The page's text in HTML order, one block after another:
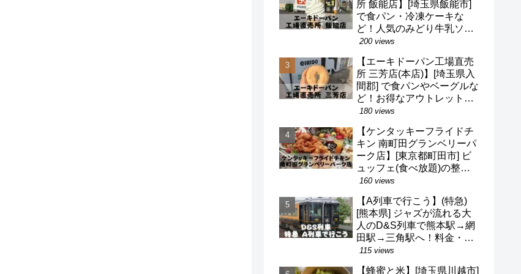
所 飯能店】[埼玉県飯能市]
で食パン・冷凍ケーキな
ど！人気のみどり牛乳ソフ
トクリームも！駐車場・営
200 views
【エーキドーパン工場直売
所 三芳店(本店)】[埼玉県入
間郡] で食パンやベーグルな
ど！お得なアウトレット品
も！駐車場・営業時間・定
180 views
【ケンタッキーフライドチ
キン 南町田グランベリーパ
ーク店】[東京都町田市] ビ
ュッフェ(食べ放題)の整理
券・混雑状況・待ち時間な
160 views
【A列車で行こう】(特急)
[熊本県] ジャズが流れる大
人のD&S列車で熊本駅→網
田駅→三角駅へ！料金・予
約・名前の由来・デザイナ
115 views
【蜂蜜と米】[埼玉県川越市]